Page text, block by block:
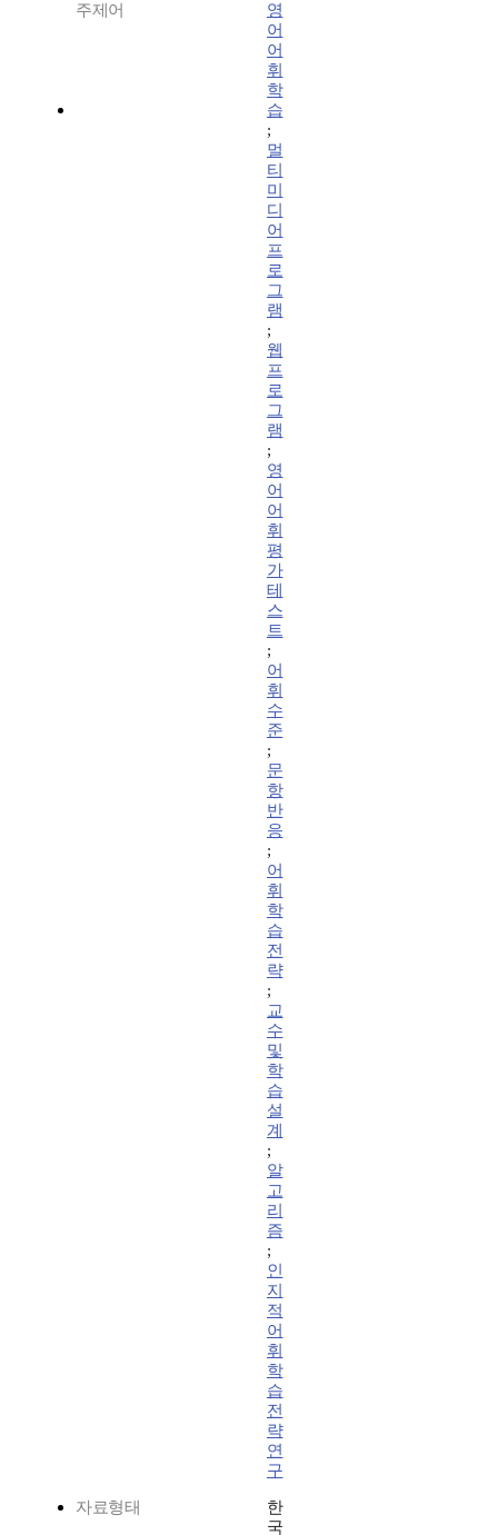
주제어
영
어
어
휘
학
습
;
멀
티
미
디
어
프
로
그
램
;
웹
프
로
그
램
;
영
어
어
휘
평
가
테
스
트
;
어
휘
수
준
;
문
항
반
응
;
어
휘
학
습
전
략
;
교
수
및
학
습
설
계
;
알
고
리
즘
;
인
지
적
어
휘
학
습
전
략
연
구
자료형태
한
국